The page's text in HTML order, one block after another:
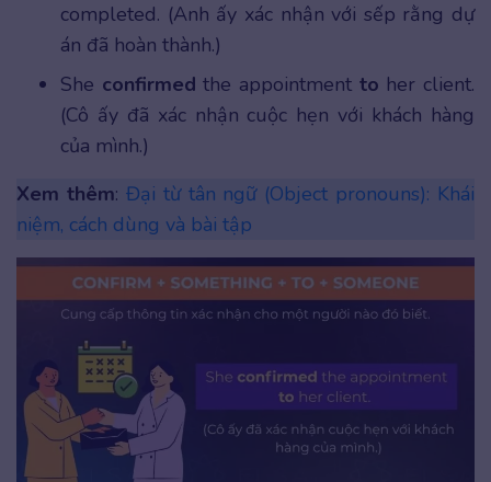
completed. (Anh ấy xác nhận với sếp rằng dự
án đã hoàn thành.)
She confirmedthe appointment to her client.
(Cô ấy đã xác nhận cuộc hẹn với khách hàng
của mình.)
Xem thêm: Đại từ tân ngữ (Object pronouns): Khái
niệm, cách dùng và bài tập